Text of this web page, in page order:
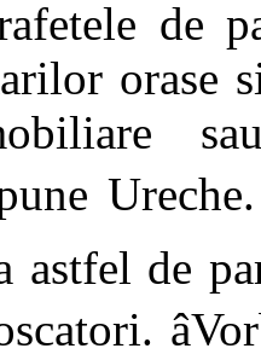
de
orase
spune
astfel de